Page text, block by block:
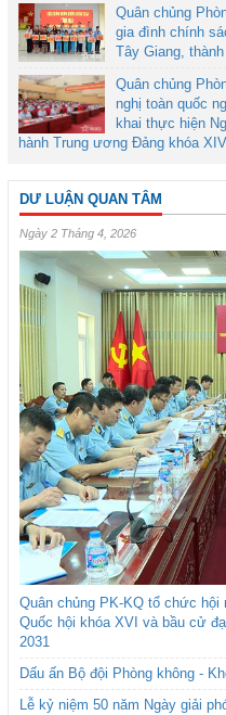
Quân chủng
gia đình chính
Tây Giang,
Quân chủng
nghị toàn quốc
khai thực hiện
hành Trung ương Đảng khóa XIV
DƯ LUẬN QUAN TÂM
Ngày 2 Tháng 4, 2026
Quân chủng PK-KQ tổ chức
Quốc hội khóa XVI và bầu cử
2031
Dấu ấn Bộ đội Phòng không -
Lễ kỷ niệm 50 năm Ngày giải